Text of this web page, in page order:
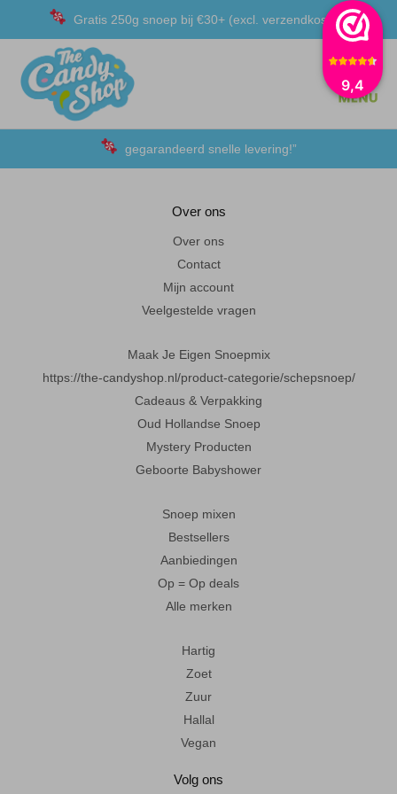
9,4
Gratis 250g snoep bij €30+ (excl. verzendkosten)
Gratis verzending in Nederland vanaf €50
Achteraf betalen met Klarna
gegarandeerd snelle levering!”
Al 20 jaar in Amersfoort
Over ons
Over ons
Contact
Mijn account
Veelgestelde vragen
Maak Je Eigen Snoepmix
https://the-candyshop.nl/product-categorie/schepsnoep/
Cadeaus & Verpakking
Oud Hollandse Snoep
Mystery Producten
Geboorte Babyshower
Snoep mixen
Bestsellers
Aanbiedingen
Op = Op deals
Alle merken
Hartig
Zoet
Zuur
Hallal
Vegan
Volg ons